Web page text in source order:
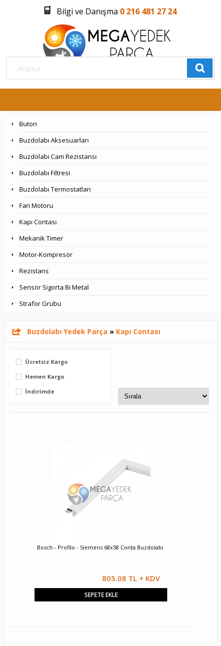
Bilgi ve Danışma 0 216 481 27 24
Üye Girişi Üye Olmak İstiyorum
Buton
Buzdolabı Aksesuarları
Buzdolabı Cam Rezistansı
Buzdolabı Filtresi
Buzdolabı Termostatları
Fan Motoru
Kapı Contası
Mekanik Timer
Motor-Kompresör
Rezistans
Sensör Sigorta Bi Metal
Strafor Grubu
Buzdolabı Yedek Parça » Kapı Contası
Ücretsiz Kargo
Hemen Kargo
İndirimde
Bosch - Profilo - Siemens 68x58 Conta Buzdolabı
805.08 TL + KDV
SEPETE EKLE